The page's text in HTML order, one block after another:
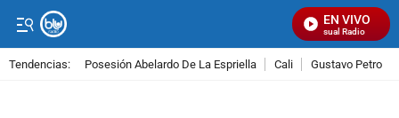
EN VIVO
Señal Visual Radio
Tendencias: Posesión Abelardo De La Espriella Cali Gustavo Petro